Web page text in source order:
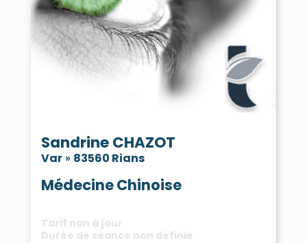
Sandrine CHAZOT
Var» 83560 Rians
Médecine Chinoise
Tarif non à jour
Durée de séance non définie